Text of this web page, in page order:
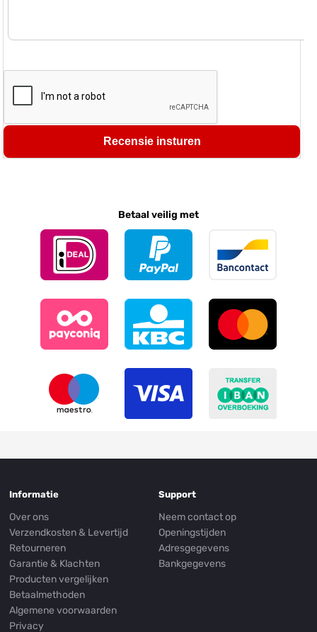
Recensie insturen
Betaal veilig met
Informatie
Over ons
Verzendkosten & Levertijd
Retourneren
Garantie & Klachten
Producten vergelijken
Betaalmethoden
Algemene voorwaarden
Privacy
Support
Neem contact op
Openingstijden
Adresgegevens
Bankgegevens